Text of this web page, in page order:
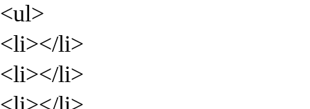
<ul>
<li></li>
<li></li>